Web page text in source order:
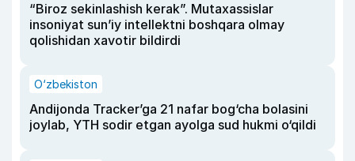
“Biroz sekinlashish kerak”. Mutaxassislar
insoniyat sun’iy intellektni boshqara olmay
qolishidan xavotir bildirdi
O‘zbekiston
Andijonda Tracker’ga 21 nafar bog‘cha bolasini
joylab, YTH sodir etgan ayolga sud hukmi o‘qildi